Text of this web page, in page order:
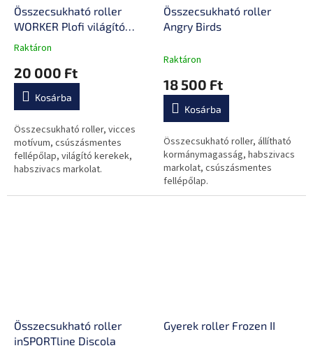
Összecsukható roller
WORKER Plofi világító
kerekekkel
A
átlagos
értékelése
0,0
csillag.
Raktáron
20 000 Ft
Kosárba
Összecsukható roller, vicces
motívum, csúszásmentes
fellépőlap, világító kerekek,
habszivacs markolat.
Összecsukható roller
Angry Birds
Raktáron
18 500 Ft
Kosárba
Összecsukható roller, állítható
kormánymagasság, habszivacs
markolat, csúszásmentes
fellépőlap.
Összecsukható roller
inSPORTline Discola
Gyerek roller Frozen II